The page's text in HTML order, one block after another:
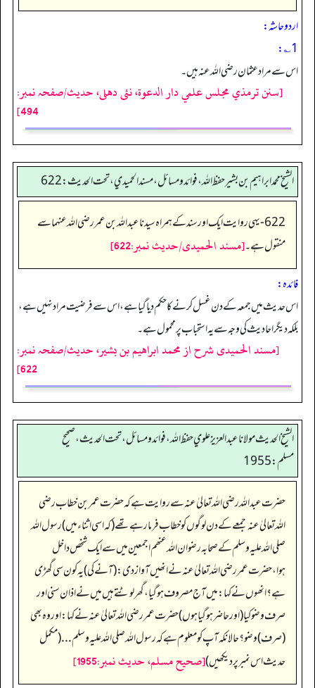
اردو حاشہ:
1؎:
اس سے مراد عثمان رضی اللہ عنہ ہیں۔
[سنن ترمذي مجلس علمي دار الدعوة، نئى دهلى، حدیث/صفحہ نمبر:
494]
الشيخ محمد ابراهيم بن بشير حفظ الله، فوائد و مسائل، مسند الحميدي، تحت الحديث:622
622-یہی روایت ایک اور سند کے ہمراہ سیدنا عبداللہ بن عمر رضی اللہ عنہما سے
منقول ہے۔[مسند الحمیدی/حدیث نمبر:622]
فائدہ:
اس حدیث میں جمعہ کے دن غسل کرنے کا حکم دیا گیا ہے،اس سے فرضیت مراد نہیں ہے،
بلکہ دیگر احادیث کی وجہ سے یہ استحباب پر محمول ہے۔
[مسند الحمیدی شرح از محمد ابراهيم بن بشير، حدیث/صفحہ نمبر:
622]
الشيخ الحديث مولانا عبدالعزيز علوي حفظ الله، فوائد و مسائل، تحت الحديث ، صحيح
مسلم: 1955
حضرت عبداللہ رضی اللہ تعالیٰ عنہ سے روایت ہے کہ حضرت عمر بن خطاب رضی
اللہ تعالیٰ عنہ جمعے کے دن لوگوں کوخطاب فرمارہےتھے(کہ اسی اثناء میں) رسول اللہ
صلی اللہ علیہ وسلم کے صحابہ رضوان اللہ عنھم اجمعین میں سے ایک شخص داخل
ہوا،حضرت عمر رضی اللہ تعالیٰ عنہ نے انھیں آوازدی: (آنےکی) یہ کون سی گھڑی
ہے؟انھوں نے کہا: میں آج مصروف ہوگیا،گھر لوٹتے ہیں میں نے اذان سنی اور
صرف وضو کیا(اورحاضر ہوگیاہوں) حضرت عمر رضی اللہ تعالیٰ عنہ نے کہا: اور وہ بھی
(صرف) وضو؟حالانکہ آپ کو معلوم ہے کہ رسول اللہ صلی اللہ علیہ وسلم ... (مکمل
حدیث اس نمبر پر دیکھیں)[صحيح مسلم، حديث نمبر:1955]